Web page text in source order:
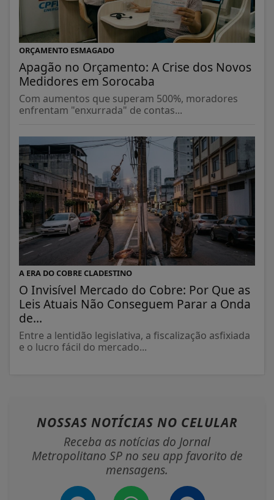
ORÇAMENTO ESMAGADO
Apagão no Orçamento: A Crise dos Novos
Medidores em Sorocaba
Com aumentos que superam 500%, moradores
enfrentam "enxurrada" de contas...
A ERA DO COBRE CLADESTINO
O Invisível Mercado do Cobre: Por Que as
Leis Atuais Não Conseguem Parar a Onda
de...
Entre a lentidão legislativa, a fiscalização asfixiada
e o lucro fácil do mercado...
NOSSAS NOTÍCIAS NO CELULAR
Receba as notícias do Jornal
Metropolitano SP no seu app favorito de
mensagens.